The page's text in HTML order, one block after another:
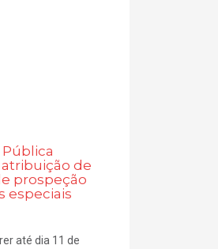
atribuição de
prospeção
especiais
até dia 11 de